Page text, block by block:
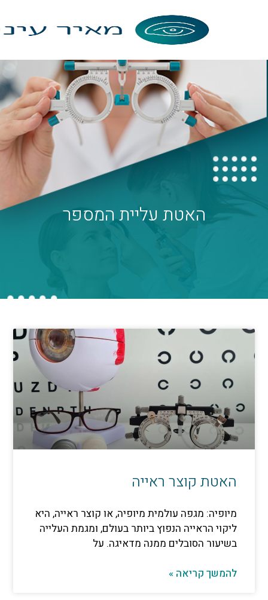
האטת עליית המספר
קוצר ראייה
מגפה עולמית מיופיה, או קוצר ראייה, היא
הנפוץ ביותר בעולם, ומגמת העלייה
הסובלים ממנה מדאיגה. על
קריאה »